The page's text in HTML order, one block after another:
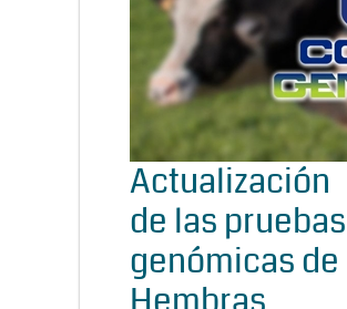
Actualización
de las pruebas
genómicas de